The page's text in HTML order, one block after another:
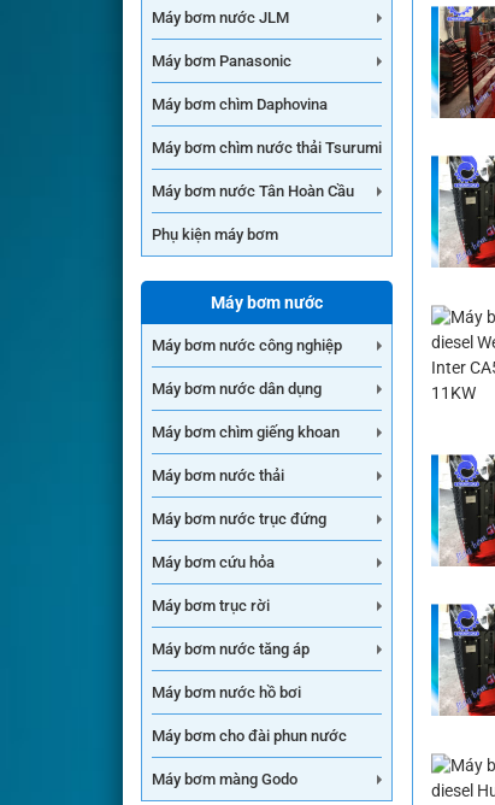
Máy bơm nước JLM
Máy bơm Panasonic
Máy bơm chìm Daphovina
Máy bơm chìm nước thải Tsurumi
Máy bơm nước Tân Hoàn Cầu
Phụ kiện máy bơm
Máy bơm nước
Máy bơm nước công nghiệp
Máy bơm nước dân dụng
Máy bơm chìm giếng khoan
Máy bơm nước thải
Máy bơm nước trục đứng
Máy bơm cứu hỏa
Máy bơm trục rời
Máy bơm nước tăng áp
Máy bơm nước hồ bơi
Máy bơm cho đài phun nước
Máy bơm màng Godo